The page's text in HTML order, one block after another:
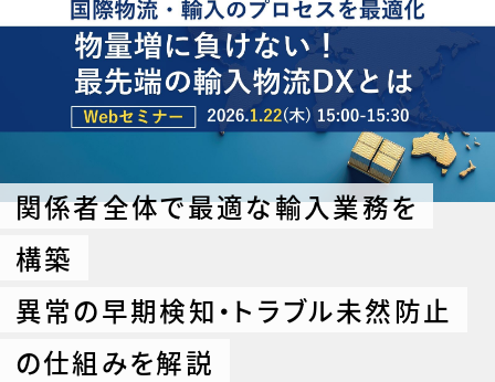
関係者全体で最適な輸入業務を
構築
異常の早期検知・トラブル未然防止
の仕組みを解説